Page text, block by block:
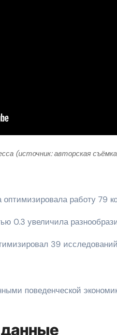
(источник: авторская
работу 79
0.3 увеличила
39
поведенческой
данные